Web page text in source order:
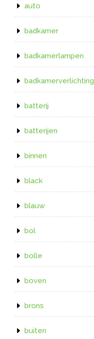
auto
badkamer
badkamerlampen
badkamerverlichting
batterij
batterijen
binnen
black
blauw
bol
bolle
boven
brons
buiten